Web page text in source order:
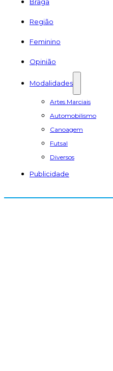
Região
Feminino
Opinião
Modalidades
Artes Marciais
Automobilismo
Canoagem
Futsal
Diversos
Publicidade